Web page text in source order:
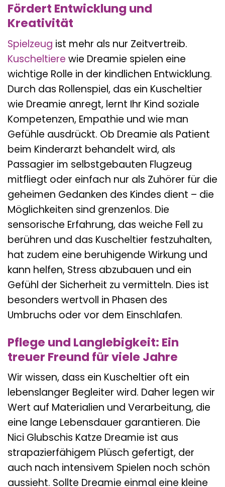
Fördert Entwicklung und
Kreativität
Spielzeug ist mehr als nur Zeitvertreib.
Kuscheltiere wie Dreamie spielen eine
wichtige Rolle in der kindlichen Entwicklung.
Durch das Rollenspiel, das ein Kuscheltier
wie Dreamie anregt, lernt Ihr Kind soziale
Kompetenzen, Empathie und wie man
Gefühle ausdrückt. Ob Dreamie als Patient
beim Kinderarzt behandelt wird, als
Passagier im selbstgebauten Flugzeug
mitfliegt oder einfach nur als Zuhörer für die
geheimen Gedanken des Kindes dient – die
Möglichkeiten sind grenzenlos. Die
sensorische Erfahrung, das weiche Fell zu
berühren und das Kuscheltier festzuhalten,
hat zudem eine beruhigende Wirkung und
kann helfen, Stress abzubauen und ein
Gefühl der Sicherheit zu vermitteln. Dies ist
besonders wertvoll in Phasen des
Umbruchs oder vor dem Einschlafen.
Pflege und Langlebigkeit: Ein
treuer Freund für viele Jahre
Wir wissen, dass ein Kuscheltier oft ein
lebenslanger Begleiter wird. Daher legen wir
Wert auf Materialien und Verarbeitung, die
eine lange Lebensdauer garantieren. Die
Nici Glubschis Katze Dreamie ist aus
strapazierfähigem Plüsch gefertigt, der
auch nach intensivem Spielen noch schön
aussieht. Sollte Dreamie einmal eine kleine